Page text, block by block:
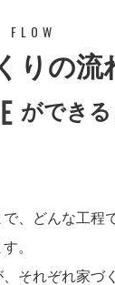
FLOW
りの流
ができ
、どんな工程
。
それぞれ家づ